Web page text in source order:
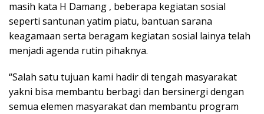
masih kata H Damang , beberapa kegiatan sosial
seperti santunan yatim piatu, bantuan sarana
keagamaan serta beragam kegiatan sosial lainya telah
menjadi agenda rutin pihaknya.
“Salah satu tujuan kami hadir di tengah masyarakat
yakni bisa membantu berbagi dan bersinergi dengan
semua elemen masyarakat dan membantu program